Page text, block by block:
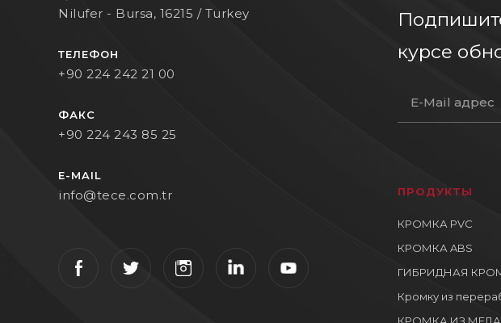
курсе
ПРОДУКТЫ
КРОМКА PVC
КРОМКА ABS
ГИБРИДНАЯ
Кромку из
Nilufer - Bursa, 16215 / Turkey
ТЕЛЕФОН
+90 224 242 21 00
ФАКС
+90 224 243 85 25
E-MAIL
info@tece.com.tr